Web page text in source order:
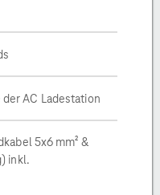
AC Ladestation
5x6 mm² &
inkl.